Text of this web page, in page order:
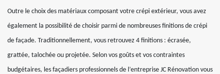
Outre le choix des matériaux composant votre crépi extérieur, vous avez
également la possibilité de choisir parmi de nombreuses finitions de crépi
de façade. Traditionnellement, vous retrouvez 4 finitions : écrasée,
grattée, talochée ou projetée. Selon vos goûts et vos contraintes
budgétaires, les façadiers professionnels de l’entreprise JC Rénovation vous